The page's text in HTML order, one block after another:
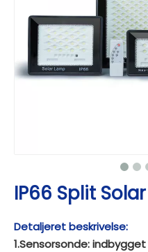
IP66 Split
Detaljeret beskrivelse:
1.Sensorsonde: